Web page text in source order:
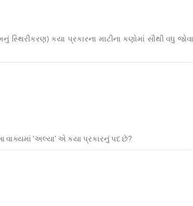
કયા પ્રકારના માટીના કણોમાં સૌથી વધુ જોવા
વાક્યમાં 'અલ્યા' એ કયા પ્રકારનું પદ છે?